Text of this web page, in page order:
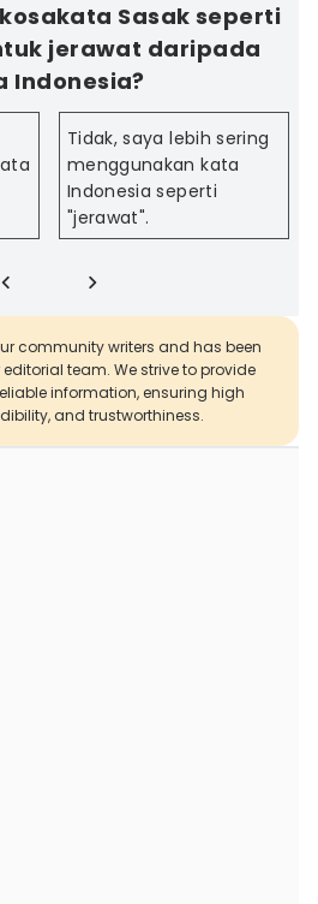
Sasak seperti
jerawat daripada
Indonesia?
Tidak, saya lebih sering
menggunakan kata
Indonesia seperti
"jerawat".
community writers and has been
team. We strive to provide
information, ensuring high
and trustworthiness.